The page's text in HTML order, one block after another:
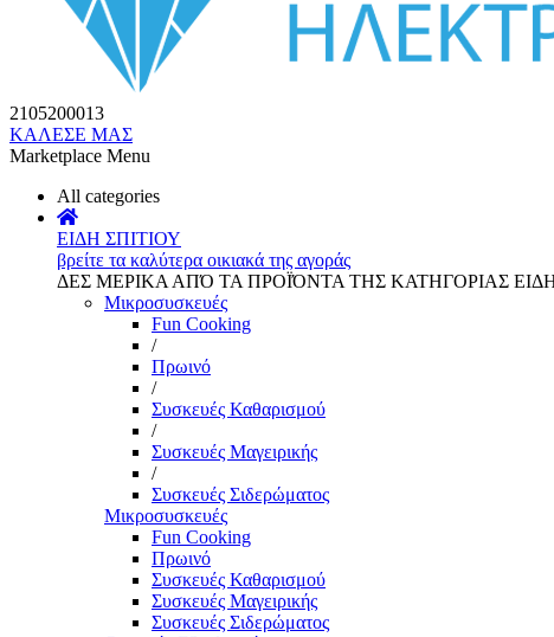
2105200013
ΚΑΛΕΣΕ ΜΑΣ
Marketplace Menu
All categories
ΕΙΔΗ ΣΠΙΤΙΟΥ
βρείτε τα καλύτερα οικιακά της αγοράς
ΔΕΣ ΜΕΡΙΚΑ ΑΠΌ ΤΑ ΠΡΟΪΌΝΤΑ ΤΗΣ ΚΑΤΗΓΟΡΙΑΣ
Μικροσυσκευές
Fun Cooking
/
Πρωινό
/
Συσκευές Καθαρισμού
/
Συσκευές Μαγειρικής
/
Συσκευές Σιδερώματος
Μικροσυσκευές
Fun Cooking
Πρωινό
Συσκευές Καθαρισμού
Συσκευές Μαγειρικής
Συσκευές Σιδερώματος